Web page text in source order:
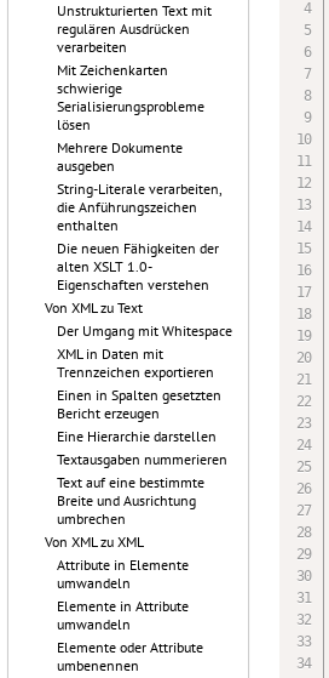
Unstrukturierten Text mit
regulären Ausdrücken
verarbeiten
Mit Zeichenkarten
schwierige
Serialisierungsprobleme
lösen
Mehrere Dokumente
ausgeben
String-Literale verarbeiten,
die Anführungszeichen
enthalten
Die neuen Fähigkeiten der
alten XSLT 1.0-
Eigenschaften verstehen
Von XML zu Text
Der Umgang mit Whitespace
XML in Daten mit
Trennzeichen exportieren
Einen in Spalten gesetzten
Bericht erzeugen
Eine Hierarchie darstellen
Textausgaben nummerieren
Text auf eine bestimmte
Breite und Ausrichtung
umbrechen
Von XML zu XML
Attribute in Elemente
umwandeln
Elemente in Attribute
umwandeln
Elemente oder Attribute
umbenennen